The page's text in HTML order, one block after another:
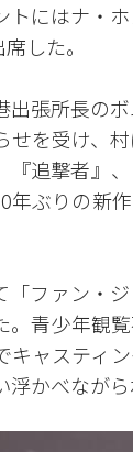
にはナ・
した。
張所長のボ
を受け、
追撃者』
ぶりの新
ファン・
青少年観
ャスティ
かべなが